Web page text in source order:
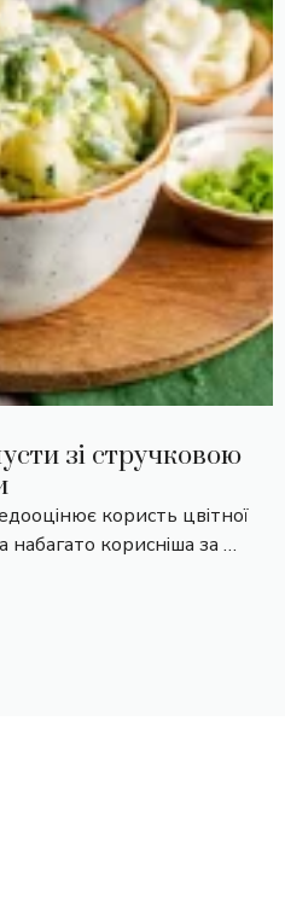
зі стручковою
користь цвітної
набагато корисніша за …